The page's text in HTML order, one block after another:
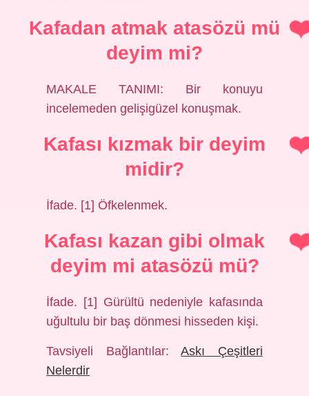
Kafadan atmak atasözü mü
deyim mi?
MAKALE TANIMI: Bir konuyu
incelemeden gelişigüzel konuşmak.
Kafası kızmak bir deyim
midir?
İfade. [1] Öfkelenmek.
Kafası kazan gibi olmak
deyim mi atasözü mü?
İfade. [1] Gürültü nedeniyle kafasında
uğultulu bir baş dönmesi hisseden kişi.
Tavsiyeli Bağlantılar:Askı Çeşitleri
Nelerdir